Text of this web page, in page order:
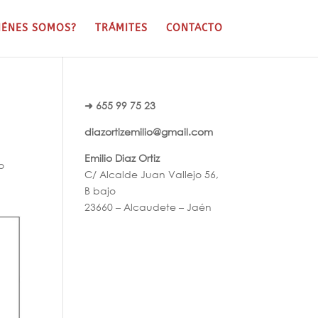
SOMOS? TRÁMITES CONTACTO
➜ 655 99 75 23
diazortizemilio@gmail.com
Emilio Diaz Ortiz
C/ Alcalde Juan Vallejo 56,
B bajo
23660 – Alcaudete – Jaén